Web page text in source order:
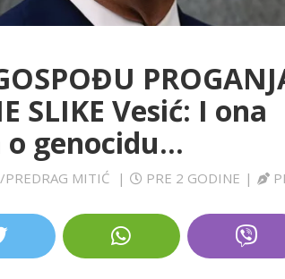
SLIKE Vesić: I ona
genocidu...
PREDRAG MITIĆ | PRE 2 GODINE |